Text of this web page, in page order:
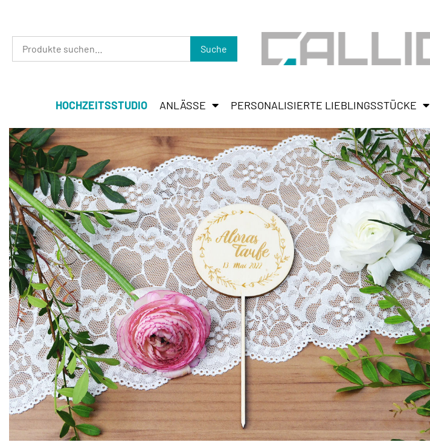
Suche
HOCHZEITSSTUDIO ANLÄSSE PERSONALISIERTE LIEBLINGSSTÜCKE